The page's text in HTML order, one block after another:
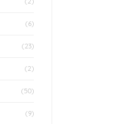
(6)
(23)
(2)
(50)
(9)